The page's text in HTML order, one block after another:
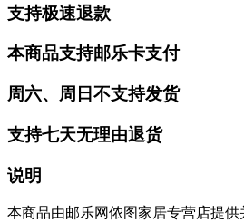
支持极速退款
本商品支持邮乐卡支付
周六、周日不支持发货
支持七天无理由退货
说明
本商品由邮乐网侬图家居专营店提